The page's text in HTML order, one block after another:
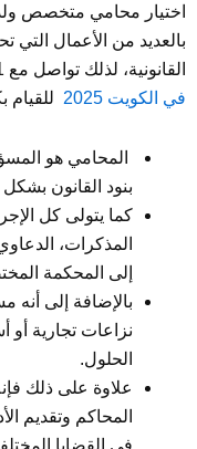
اختيار محامي متخصص
بالعديد من الأعمال التي
القانونية، لذلك تواصل مع 94959511 للحصول على
في الكويت 2025
للقيام
المحامي هو
بنود القانون
كما يتولى كل
المذكرات،
إلى المحكمة
بالإضافة إلى
نزاعات تجارية أو
الحلول.
علاوة على ذلك
المحاكم وتقديم
في القضايا